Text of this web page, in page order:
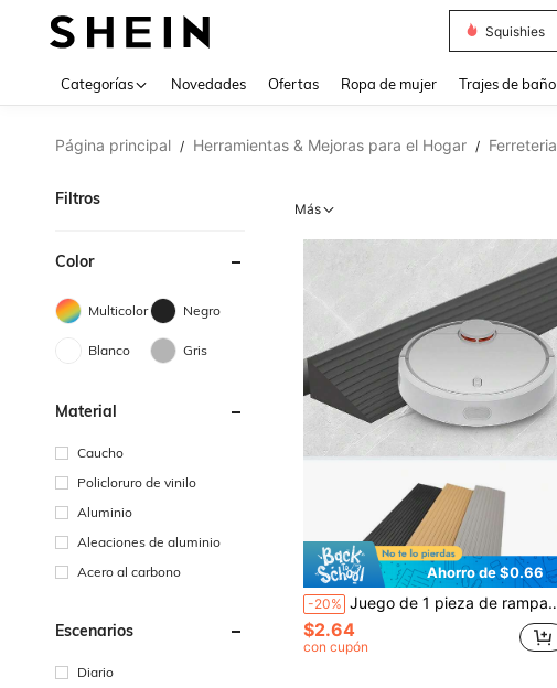
Musera
Categorías Novedades Ofertas Ropa de mujer Trajes de baño
Página principal / Herramientas & Mejoras para el Hogar / Ferreteria
Filtros
Color
Multicolor Negro
Blanco Gris
Material
Caucho
Policloruro de vinilo
Aluminio
Aleaciones de aluminio
Acero al carbono
Escenarios
Diario
Más
Ahorro de $0.66
-20% Juego de 1 pieza de rampa, tira de diferencia de altura, alfombra antideslizante para entrada del hogar, tablero de rampa de PVC, tira de diferencia de altura, alfombra/tablero de pendiente antideslizante para entrada del hogar para aspiradora robot
$2.64
con cupón